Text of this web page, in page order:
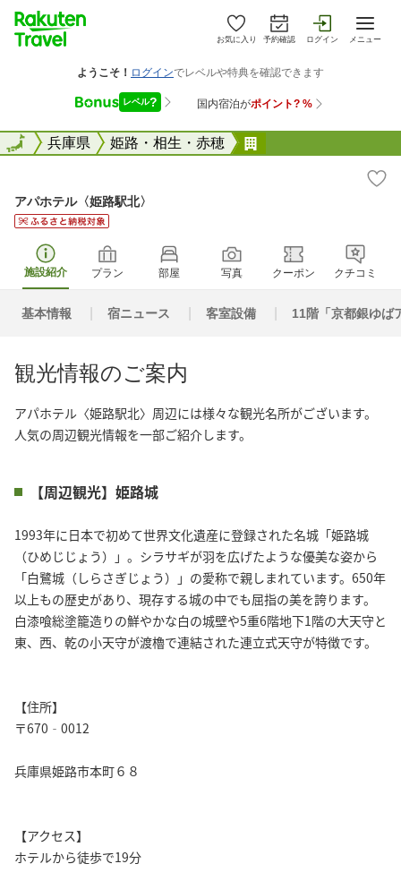
お気に入り 予約確認 ログイン メニュー
全国兵庫県 姫路・相生・赤穂
全国
アパホテル〈姫路駅北〉
施設紹介 プラン 部屋 写真 クーポン クチコミ
基本情報 宿ニュース 客室設備 11階「京都銀ゆば
観光情報のご案内
アパホテル〈姫路駅北〉周辺には様々な観光名所がございます。
人気の周辺観光情報を一部ご紹介します。
【周辺観光】姫路城
1993年に日本で初めて世界文化遺産に登録された名城「姫路城
（ひめじじょう）」。シラサギが羽を広げたような優美な姿から
「白鷺城（しらさぎじょう）」の愛称で親しまれています。650年
以上もの歴史があり、現存する城の中でも屈指の美を誇ります。
白漆喰総塗籠造りの鮮やかな白の城壁や5重6階地下1階の大天守と
東、西、乾の小天守が渡櫓で連結された連立式天守が特徴です。
【住所】
〒670‐0012
兵庫県姫路市本町６８
【アクセス】
ホテルから徒歩で19分